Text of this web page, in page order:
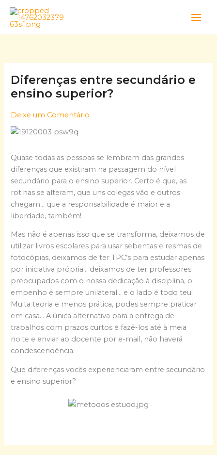
Skip
content
Diferenças entre secundário e
ensino superior?
Deixe um Comentário
Quase todas as pessoas se lembram das grandes
diferenças que existiram na passagem do nível
secundário para o ensino superior. Certo é que, as
rotinas se alteram, que uns colegas vão e outros
chegam… que a responsabilidade é maior e a
liberdade, também!
Mas não é apenas isso que se transforma, deixamos de
utilizar livros escolares para usar sebentas e resmas de
fotocópias, deixamos de ter TPC’s para estudar apenas
por iniciativa própria… deixamos de ter professores
preocupados com o nossa dedicação à disciplina, o
empenho é sempre unilateral… e o lado é todo teu!
Muita teoria e menos prática, podes sempre praticar
em casa… A única alternativa para a entrega de
trabalhos com prazos curtos é fazê-los até à meia
noite e enviar ao docente por e-mail, não haverá
condescendência.
Que diferenças vocês experienciaram entre secundário
e ensino superior?